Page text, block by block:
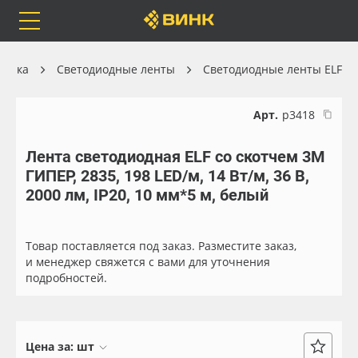
Каталог
Orafol
Бренды
Доставка
Весь каталог
Рулонные материалы
Самоклеящиеся плёнки
Листовые материалы
Светодиодные ленты Светодиодные ленты ELF
Арт. р3418
Лента светодиодная ELF со скотчем 3М
ГИПЕР, 2835, 198 LED/м, 14 Вт/м, 36 В,
2000 лм, IP20, 10 мм*5 м, белый
Товар поставляется под заказ. Разместите заказ,
и менеджер свяжется с вами для уточнения
подробностей.
Цена за: шт